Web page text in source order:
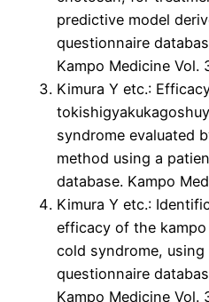
predictive model
questionnaire
Kampo Medicine Vol.
Kimura Y etc.:
syndrome evaluated
method using a
database. Kampo
Kimura Y etc.:
efficacy of the
cold syndrome,
questionnaire
Kampo Medicine Vol.